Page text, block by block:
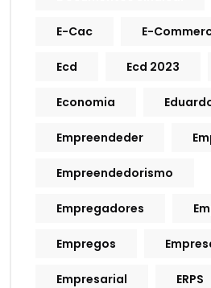
E-Cac E-
Ecd Ecd 2023
Economia
Empreendeder
Empreendedorismo
Empregadores
Empregos
Empresarial ERPS